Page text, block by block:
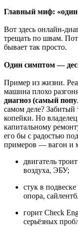
Главный миф: «один
Вот здесь онлайн-
трещать по швам.
бывает так просто.
Один симптом —
Пример из жизни.
машина плохо
диагноз (самый
самом деле?
копейки. Но
капитальному
его бы с радостью
примеров — вагон и
двигатель
воздуха, ЭБУ;
стук в
опора,
горит Check
серьёзных